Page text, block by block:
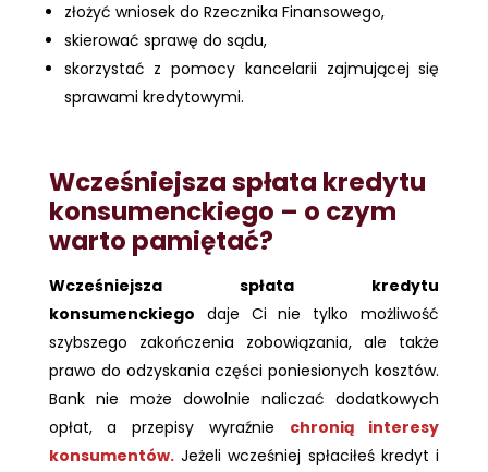
złożyć wniosek do Rzecznika Finansowego,
skierować sprawę do sądu,
skorzystać z pomocy kancelarii zajmującej się
sprawami kredytowymi.
Wcześniejsza spłata kredytu
konsumenckiego – o czym
warto pamiętać?
Wcześniejsza spłata kredytu
konsumenckiego daje Ci nie tylko możliwość
szybszego zakończenia zobowiązania, ale także
prawo do odzyskania części poniesionych kosztów.
Bank nie może dowolnie naliczać dodatkowych
opłat, a przepisy wyraźnie
chronią interesy
konsumentów.Jeżeli wcześniej spłaciłeś kredyt i